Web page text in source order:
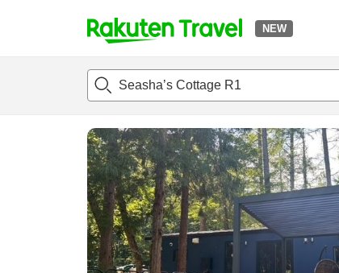
NEW
t
p
a
g
e
_
s
e
a
r
c
แนะนำที่พักห้องพักและแพลนพัก